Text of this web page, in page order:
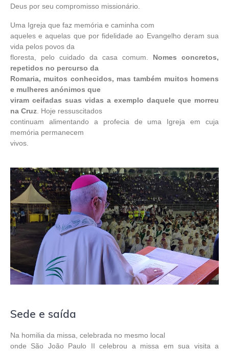
Deus por seu compromisso missionário.
Uma Igreja que faz memória e caminha com
aqueles e aquelas que por fidelidade ao Evangelho deram sua
vida pelos povos da
floresta, pelo cuidado da casa comum. Nomes concretos,
repetidos no percurso da
Romaria, muitos conhecidos, mas também muitos homens
e mulheres anónimos que
viram ceifadas suas vidas a exemplo daquele que morreu
na Cruz . Hoje ressuscitados
continuam alimentando a profecia de uma Igreja em cuja
memória permanecem
vivos.
Sede e saída
Na homilia da missa, celebrada no mesmo local
onde São João Paulo II celebrou a missa em sua visita a